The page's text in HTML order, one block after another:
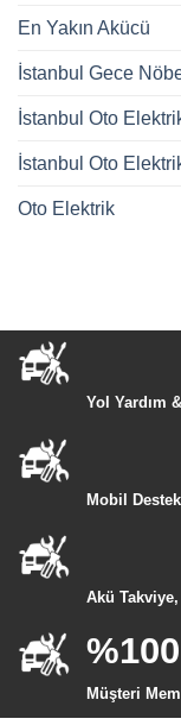
En Yakın Akücü
İstanbul Gece
İstanbul Oto
İstanbul Oto
Oto Elektrik
Yol Yardım
Mobil Destek
Akü Takviye,
%100
Müşteri